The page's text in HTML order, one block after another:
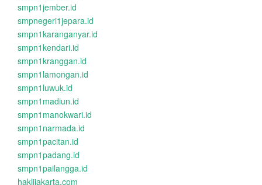
smpn1jember.id
smpnegeri1jepara.id
smpn1karanganyar.id
smpn1kendari.id
smpn1kranggan.id
smpn1lamongan.id
smpn1luwuk.id
smpn1madiun.id
smpn1manokwari.id
smpn1narmada.id
smpn1pacitan.id
smpn1padang.id
smpn1pailangga.id
haklijakarta.com